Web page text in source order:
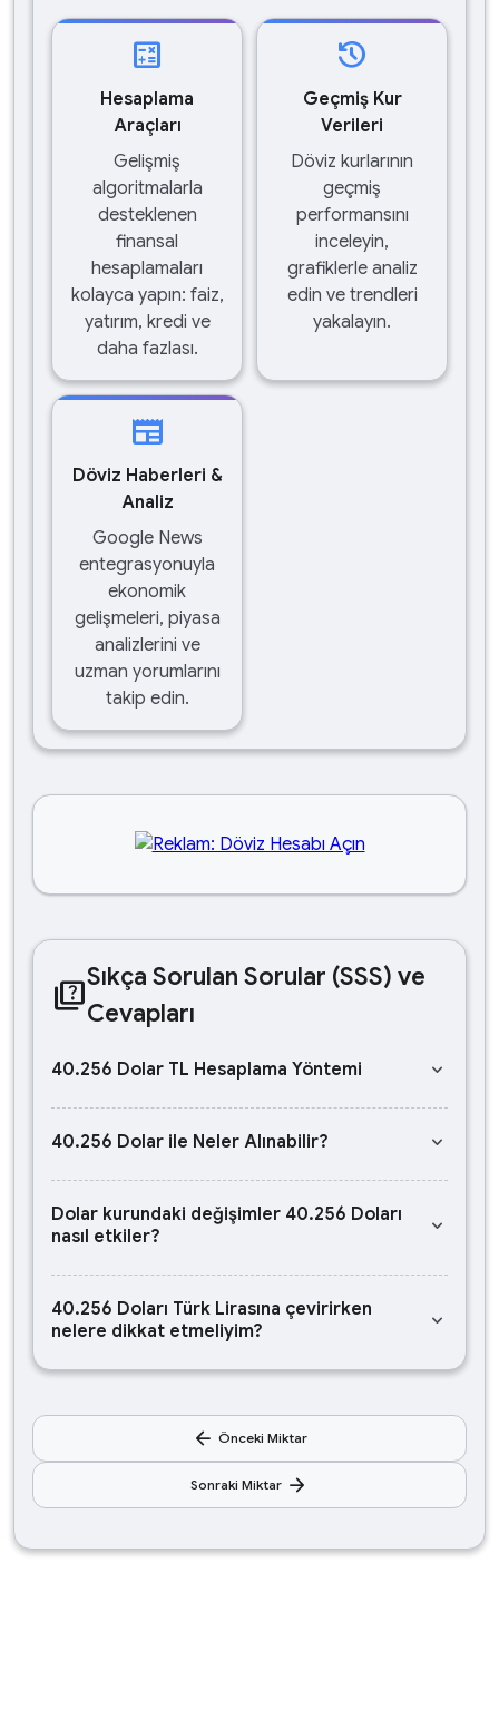
calculate
Hesaplama
Araçları
Gelişmiş
algoritmalarla
desteklenen
finansal
hesaplamaları
kolayca yapın: faiz,
yatırım, kredi ve
daha fazlası.
history
Geçmiş Kur
Verileri
Döviz kurlarının
geçmiş
performansını
inceleyin,
grafiklerle analiz
edin ve trendleri
yakalayın.
newspaper
Döviz Haberleri &
Analiz
Google News
entegrasyonuyla
ekonomik
gelişmeleri, piyasa
analizlerini ve
uzman yorumlarını
takip edin.
quizSıkça Sorulan Sorular (SSS) ve
Cevapları
40.256 Dolar TL Hesaplama Yöntemi keyboard_arrow_down
40.256 Dolar ile Neler Alınabilir? keyboard_arrow_down
Dolar kurundaki değişimler 40.256 Doları
nasıl etkiler?
keyboard_arrow_down
40.256 Doları Türk Lirasına çevirirken
nelere dikkat etmeliyim?
keyboard_arrow_down
arrow_back Önceki Miktar
Sonraki Miktar arrow_forward